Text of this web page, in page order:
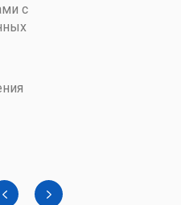
с